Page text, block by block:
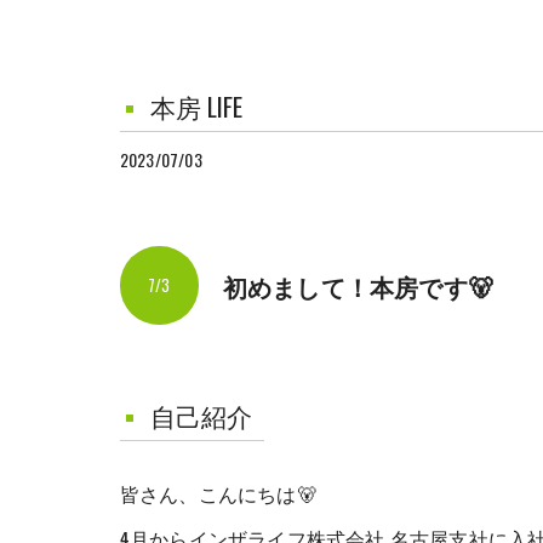
本房 LIFE
2023/07/03
初めまして！本房です🐻
7/3
自己紹介
皆さん、こんにちは🐻